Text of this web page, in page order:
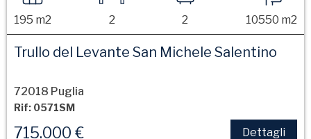
195 m2 2 2 10550 m2
Trullo del Levante San Michele Salentino
72018 Puglia
Rif: 0571SM
715.000 € Dettagli